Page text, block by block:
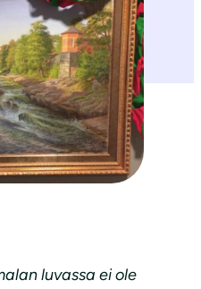
luvassa ei ole